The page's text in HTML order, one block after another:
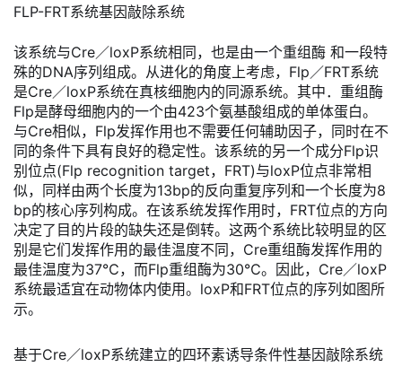
FLP-FRT系统基因敲除系统
该系统与Cre／loxP系统相同，也是由一个重组酶 和一段特
殊的DNA序列组成。从进化的角度上考虑，Flp／FRT系统
是Cre／loxP系统在真核细胞内的同源系统。其中．重组酶
Flp是酵母细胞内的一个由423个氨基酸组成的单体蛋白。
与Cre相似，Flp发挥作用也不需要任何辅助因子，同时在不
同的条件下具有良好的稳定性。该系统的另一个成分Flp识
别位点(Flp recognition target，FRT)与loxP位点非常相
似，同样由两个长度为13bp的反向重复序列和一个长度为8
bp的核心序列构成。在该系统发挥作用时，FRT位点的方向
决定了目的片段的缺失还是倒转。这两个系统比较明显的区
别是它们发挥作用的最佳温度不同，Cre重组酶发挥作用的
最佳温度为37℃，而Flp重组酶为30℃。因此，Cre／loxP
系统最适宜在动物体内使用。loxP和FRT位点的序列如图所
示。
基于Cre／loxP系统建立的四环素诱导条件性基因敲除系统